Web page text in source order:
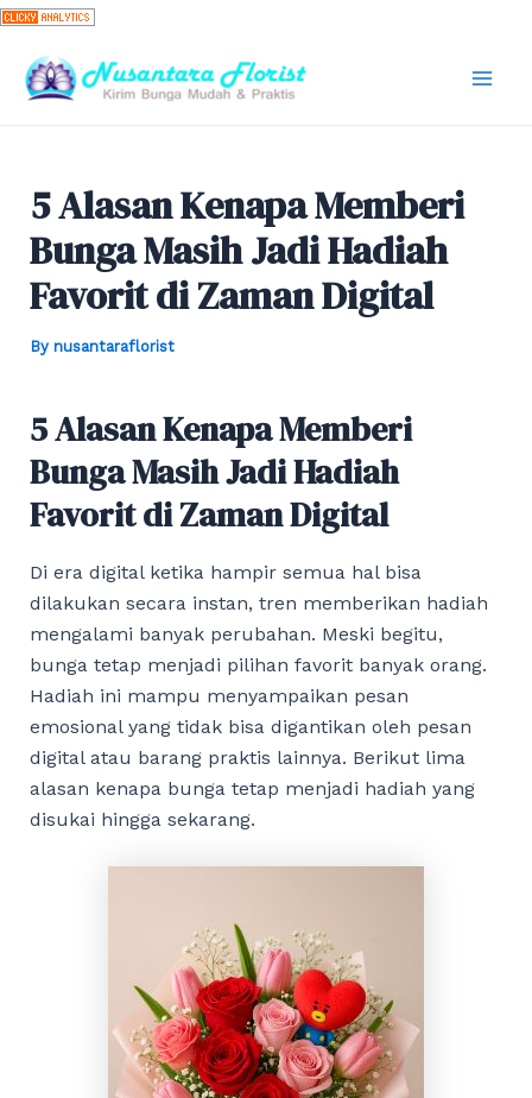
Skip
content
5 Alasan Kenapa Memberi
Bunga Masih Jadi Hadiah
Favorit di Zaman Digital
By nusantaraflorist
5 Alasan Kenapa Memberi
Bunga Masih Jadi Hadiah
Favorit di Zaman Digital
Di era digital ketika hampir semua hal bisa
dilakukan secara instan, tren memberikan hadiah
mengalami banyak perubahan. Meski begitu,
bunga tetap menjadi pilihan favorit banyak orang.
Hadiah ini mampu menyampaikan pesan
emosional yang tidak bisa digantikan oleh pesan
digital atau barang praktis lainnya. Berikut lima
alasan kenapa bunga tetap menjadi hadiah yang
disukai hingga sekarang.